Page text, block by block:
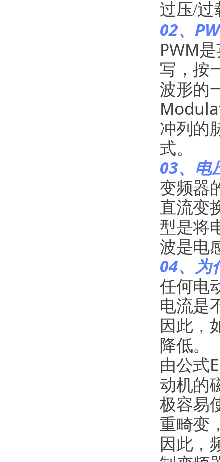
过压/过
02、
PWM
写，按
波形的
冲列的
式。
03、电
变频器
直流变
型是将
波是电
04、为
任何电
电流是
因此，
降低。
由公式
动机的
极容易
重畸变
因此，